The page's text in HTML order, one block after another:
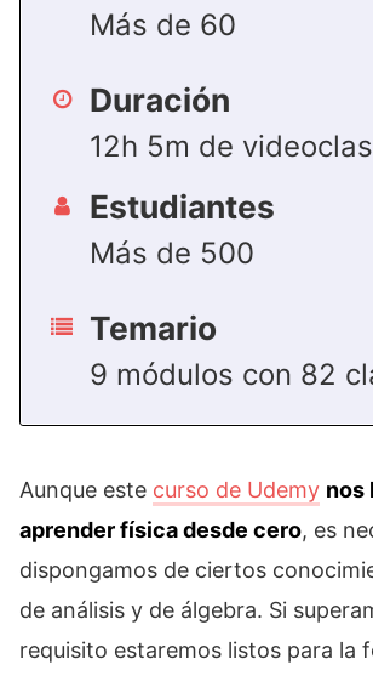
Más de 60
Duración
12h 5m de
Estudiantes
Más de 500
Temario
9 módulos con 82
Aunque este curso de Udemy nos
aprender física desde cero, es
dispongamos de ciertos
de análisis y de álgebra. Si
requisito estaremos listos para la